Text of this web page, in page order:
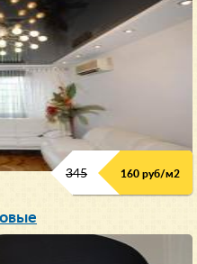
345 160 руб/м2